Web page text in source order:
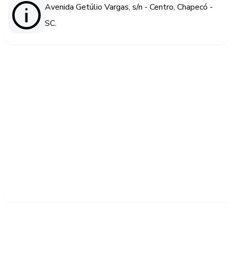
Avenida Getúlio Vargas, s/n - Centro, Chapecó -
SC.